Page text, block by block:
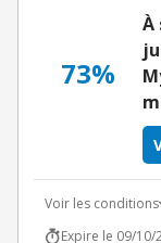
73%
À
Voir les conditions
Expire le 09/10/